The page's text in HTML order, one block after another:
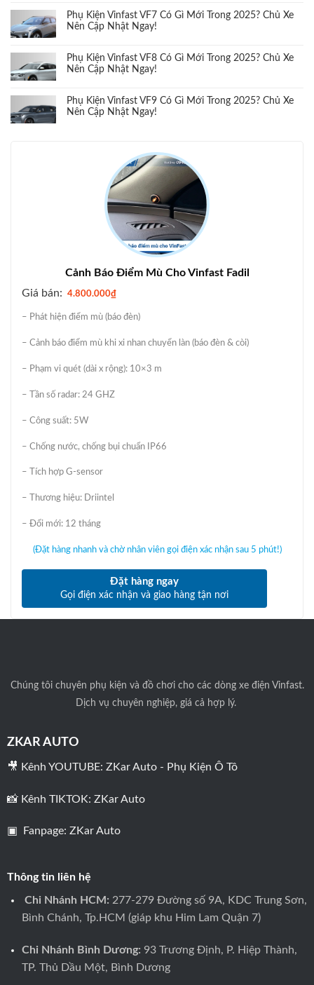
Phụ Kiện Vinfast VF7 Có Gì Mới Trong 2025? Chủ Xe
Nên Cập Nhật Ngay!
Phụ Kiện Vinfast VF8 Có Gì Mới Trong 2025? Chủ Xe
Nên Cập Nhật Ngay!
Phụ Kiện Vinfast VF9 Có Gì Mới Trong 2025? Chủ Xe
Nên Cập Nhật Ngay!
Cảnh Báo Điểm Mù Cho Vinfast Fadil
Giá bán:
4.800.000₫
– Phát hiện điểm mù (báo đèn)
– Cảnh báo điểm mù khi xi nhan chuyển làn (báo đèn & còi)
– Phạm vi quét (dài x rộng): 10×3 m
– Tần số radar: 24 GHZ
– Công suất: 5W
– Chống nước, chống bụi chuẩn IP66
– Tích hợp G-sensor
– Thương hiệu: Driintel
– Đổi mới: 12 tháng
(Đặt hàng nhanh và chờ nhân viên gọi điện xác nhận sau 5 phút!)
Đặt hàng ngay
Gọi điện xác nhận và giao hàng tận nơi
Chúng tôichuyên phụ kiện và đồ chơi cho các dòng xe điện Vinfast.
Dịch vụ chuyên nghiệp, giá cả hợp lý.
ZKAR AUTO
🎥 Kênh YOUTUBE: ZKar Auto - Phụ Kiện Ô Tô
📸 Kênh TIKTOK: ZKar Auto
▣ Fanpage: ZKar Auto
Thông tin liên hệ
Chi Nhánh HCM: 277-279 Đường số 9A, KDC Trung Sơn,
Bình Chánh, Tp.HCM (giáp khu Him Lam Quận 7)
Chi Nhánh Bình Dương: 93 Trương Định, P. Hiệp Thành,
TP. Thủ Dầu Một, Bình Dương